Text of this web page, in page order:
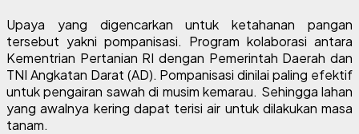
Upaya yang digencarkan untuk ketahanan pangan
tersebut yakni pompanisasi. Program kolaborasi antara
Kementrian Pertanian RI dengan Pemerintah Daerah dan
TNI Angkatan Darat (AD). Pompanisasi dinilai paling efektif
untuk pengairan sawah di musim kemarau. Sehingga lahan
yang awalnya kering dapat terisi air untuk dilakukan masa
tanam.